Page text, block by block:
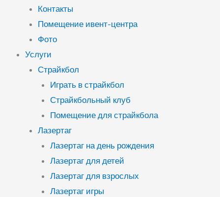
Контакты
Помещение ивент-центра
Фото
Услуги
Страйкбол
Играть в страйкбол
Страйкбольный клуб
Помещение для страйкбола
Лазертаг
Лазертаг на день рождения
Лазертаг для детей
Лазертаг для взрослых
Лазертаг игры